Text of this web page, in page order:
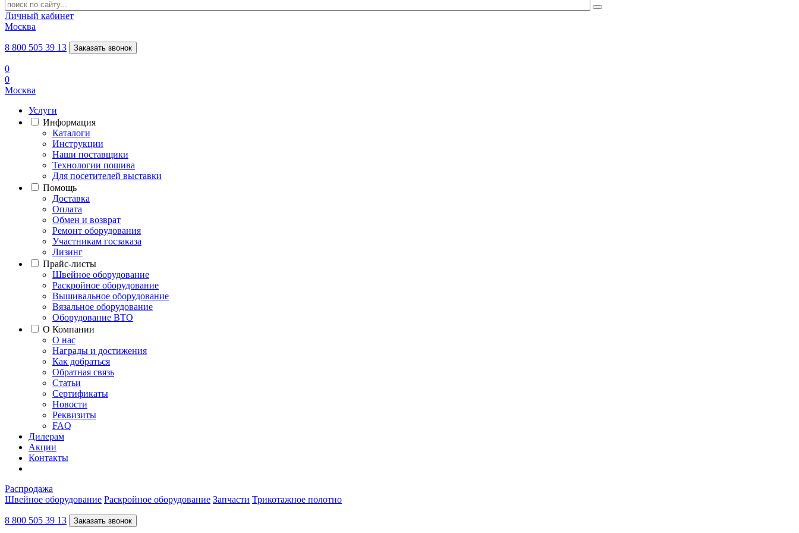
Личный кабинет
Москва
8 800 505 39 13 Заказать звонок
0
0
Москва
Услуги
Информация
Каталоги
Инструкции
Наши поставщики
Технологии пошива
Для посетителей выставки
Помощь
Доставка
Оплата
Обмен и возврат
Ремонт оборудования
Участникам госзаказа
Лизинг
Прайс-листы
Швейное оборудование
Раскройное оборудование
Вышивальное оборудование
Вязальное оборудование
Оборудование ВТО
О Компании
О нас
Награды и достижения
Как добраться
Обратная связь
Статьи
Сертификаты
Новости
Реквизиты
FAQ
Дилерам
Акции
Контакты
Распродажа
Швейное оборудование Раскройное оборудование Запчасти Трикотажное полотно
8 800 505 39 13 Заказать звонок